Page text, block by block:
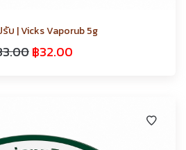
รับ | Vicks Vaporub 5g
฿32.00